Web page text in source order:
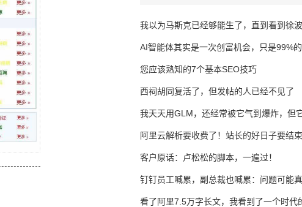
我以为马斯克已经够能生了，直到看到
AI智能体其实是一次创富机会，只是99%
错过了
您应该熟知的7个基本SEO技巧
西祠胡同复活了，但发帖的人已经不见了
我天天用GLM，还经常被它气到爆炸，但
16万亿
阿里云解析要收费了！站长的好日子要结
客户原话：卢松松的脚本，一遍过！
钉钉员工喊累，副总裁也喊累：问题可能
了
看了阿里7.5万字长文，我看到了一个时代